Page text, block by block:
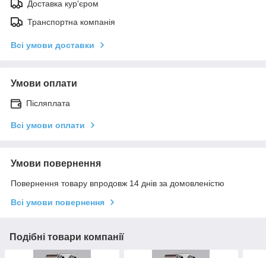
Доставка кур'єром
Транспортна компанія
Всі умови доставки
Умови оплати
Післяплата
Всі умови оплати
Умови повернення
Повернення товару впродовж 14 днів за домовленістю
Всі умови повернення
Подібні товари компанії